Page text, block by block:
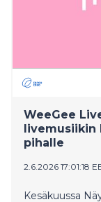
WeeGee
livemusiikin
pihalle
2.6.2026 17:01:18
Kesäkuussa